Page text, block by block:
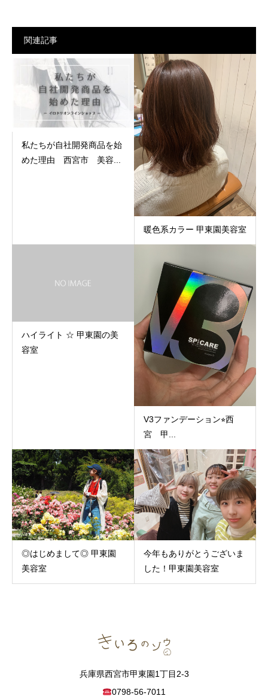
関連記事
私たちが自社開発商品を始
めた理由 西宮市 美容...
暖色系カラー 甲東園美容室
ハイライト ☆ 甲東園の美
容室
V3ファンデーション⭐︎西
宮 甲...
◎はじめまして◎ 甲東園
美容室
今年もありがとうございま
した！甲東園美容室
兵庫県西宮市甲東園1丁目2-3
0798-56-7011